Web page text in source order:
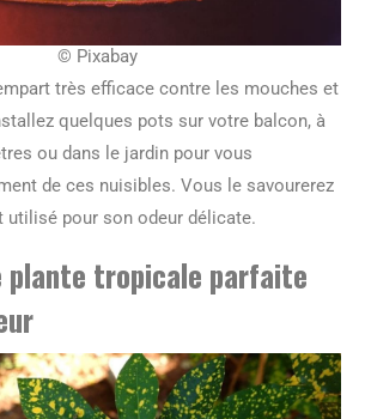
© Pixabay
très efficace contre les mouches et
quelques pots sur votre balcon, à
ou dans le jardin pour vous
de ces nuisibles. Vous le savourerez
utilisé pour son odeur délicate.
plante tropicale parfaite